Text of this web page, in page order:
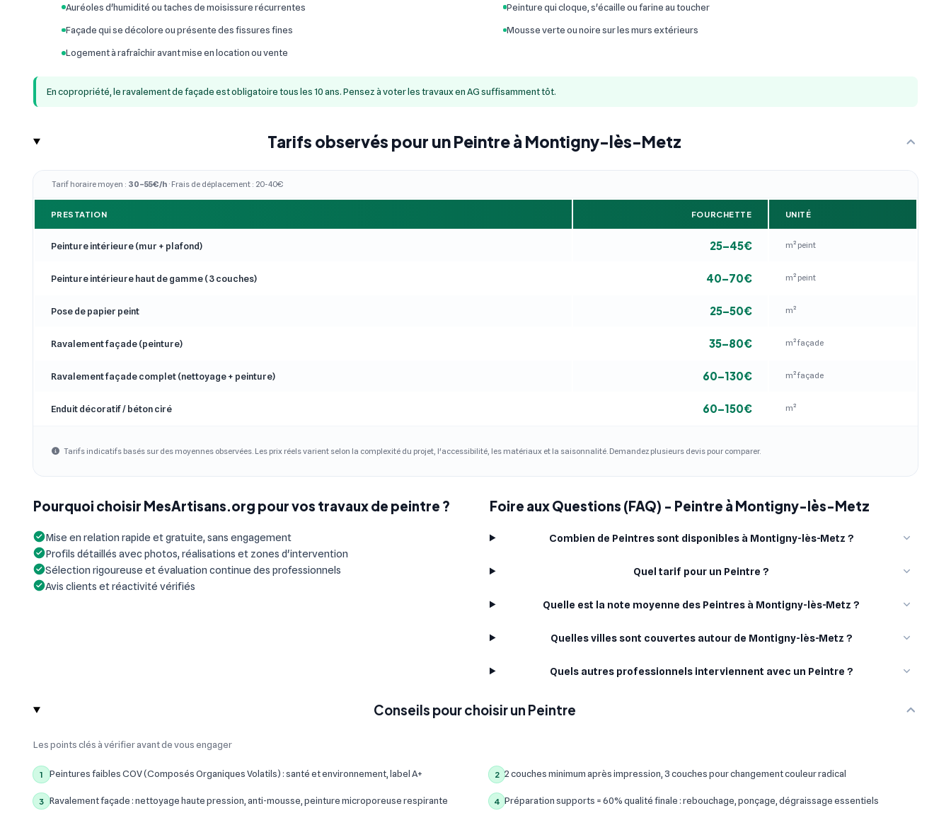
Auréoles d'humidité ou taches de moisissure récurrentes Peinture qui cloque, s'écaille ou farine au toucher
Façade qui se décolore ou présente des fissures fines Mousse verte ou noire sur les murs extérieurs
Logement à rafraîchir avant mise en location ou vente
En copropriété, le ravalement de façade est obligatoire tous les 10 ans. Pensez à voter les travaux en AG suffisamment tôt.
Tarifs observés pour un Peintre à Montigny-lès-Metz
Tarif horaire moyen : 30–55€/h · Frais de déplacement : 20-40€
PRESTATION FOURCHETTE UNITÉ
Peinture intérieure (mur + plafond) 25–45€ m² peint
Peinture intérieure haut de gamme (3 couches) 40–70€ m² peint
Pose de papier peint 25–50€ m²
Ravalement façade (peinture) 35–80€ m² façade
Ravalement façade complet (nettoyage + peinture) 60–130€ m² façade
Enduit décoratif / béton ciré 60–150€ m²
Tarifs indicatifs basés sur des moyennes observées. Les prix réels varient selon la complexité du projet, l'accessibilité, les matériaux et la saisonnalité. Demandez plusieurs devis pour comparer.
Pourquoi choisir MesArtisans.org pour vos travaux de peintre ?
Mise en relation rapide et gratuite, sans engagement
Profils détaillés avec photos, réalisations et zones d'intervention
Sélection rigoureuse et évaluation continue des professionnels
Avis clients et réactivité vérifiés
Foire aux Questions (FAQ) - Peintre à Montigny-lès-Metz
Combien de Peintres sont disponibles à Montigny-lès-Metz ?
Quel tarif pour un Peintre ?
Quelle est la note moyenne des Peintres à Montigny-lès-Metz ?
Quelles villes sont couvertes autour de Montigny-lès-Metz ?
Quels autres professionnels interviennent avec un Peintre ?
Conseils pour choisir un Peintre
Les points clés à vérifier avant de vous engager
1 Peintures faibles COV (Composés Organiques Volatils) : santé et environnement, label A+ 2 2 couches minimum après impression, 3 couches pour changement couleur radical
3 Ravalement façade : nettoyage haute pression, anti-mousse, peinture microporeuse respirante 4 Préparation supports = 60% qualité finale : rebouchage, ponçage, dégraissage essentiels